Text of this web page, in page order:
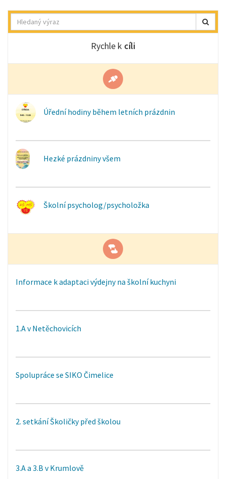
Hledat
Rychle k cíli
Úřední hodiny během letních prázdnin
Hezké prázdniny všem
Školní psycholog/psycholožka
Informace k adaptaci výdejny na školní kuchyni
1.A v Netěchovicích
Spolupráce se SIKO Čimelice
2. setkání Školičky před školou
3.A a 3.B v Krumlově